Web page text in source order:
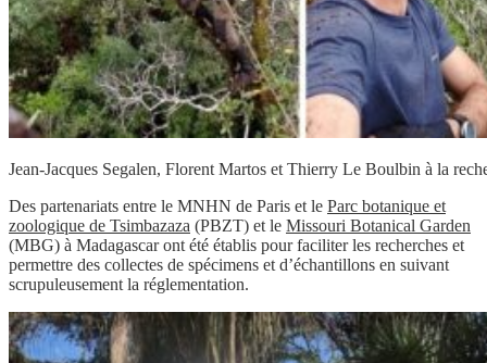
Jean-Jacques Segalen, Florent Martos et Thierry Le Boulbin à la
Des partenariats entre le MNHN de Paris et le Parc botanique et
zoologique de Tsimbazaza (PBZT) et le Missouri Botanical Garden
(MBG) à Madagascar ont été établis pour faciliter les recherches et
permettre des collectes de spécimens et d’échantillons en suivant
scrupuleusement la réglementation.